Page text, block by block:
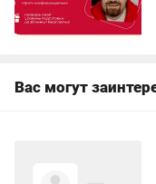
Вас могут